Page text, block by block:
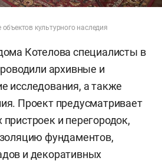
культурного наследия
Котелова специалисты в
архивные и
исследования, а также
Проект предусматривает
и перегородок,
фундаментов,
и декоративных